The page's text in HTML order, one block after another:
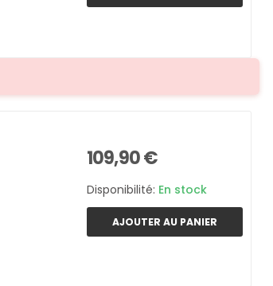
109,90 €
Disponibilité: En stock
AJOUTER AU PANIER